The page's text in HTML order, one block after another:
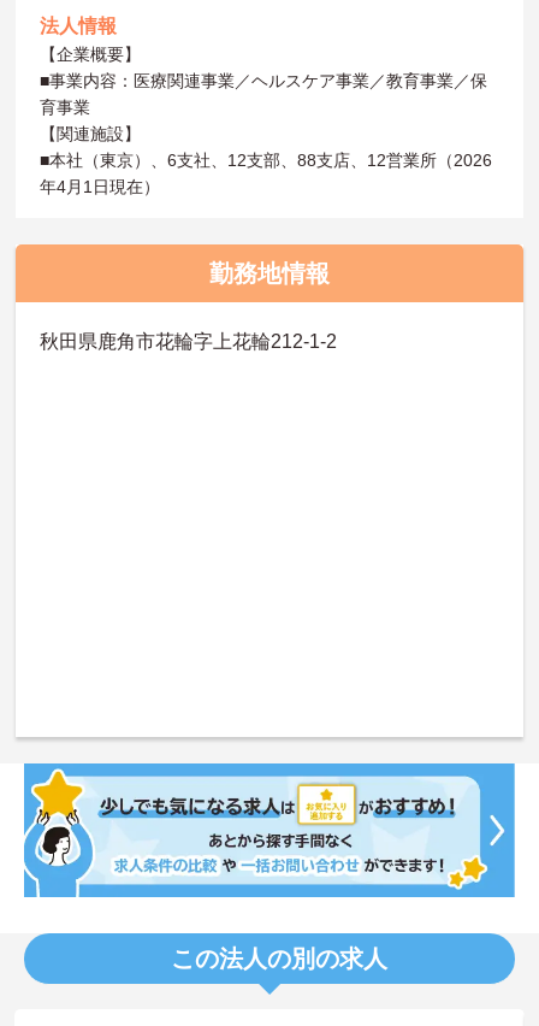
法人情報
【企業概要】
■事業内容：医療関連事業／ヘルスケア事業／教育事業／保
育事業
【関連施設】
■本社（東京）、6支社、12支部、88支店、12営業所（2026
年4月1日現在）
勤務地情報
秋田県鹿角市花輪字上花輪212-1-2
この法人の別の求人